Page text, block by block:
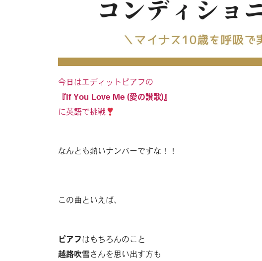
今日はエディットピアフの
『If You Love Me (愛の讃歌)』
に英語で挑戦
なんとも熱いナンバーですな！！
この曲といえば、
ピアフはもちろんのこと
越路吹雪さんを思い出す方も